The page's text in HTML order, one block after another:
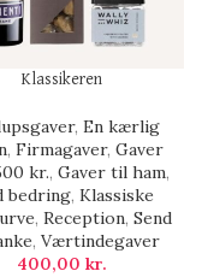
Klassikeren
, En kærlig
, Firmagaver, Gaver
kr., Gaver til ham,
bedring, Klassiske
, Reception, Send
, Værtindegaver
400,00 kr.